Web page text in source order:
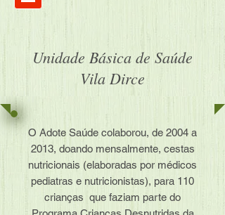
O Adote Saúde colaborou, de 2004 a
2013, doando mensalmente, cestas
nutricionais (elaboradas por médicos
pediatras e nutricionistas), para 110
crianças que faziam parte do
Unidade Básica de Saúde
Vila Dirce